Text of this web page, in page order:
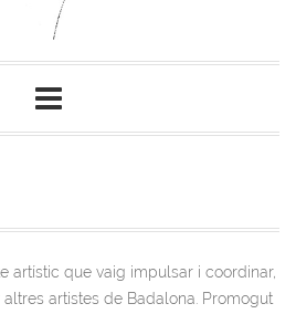
artístic que vaig impulsar i coordinar,
artistes de Badalona. Promogut